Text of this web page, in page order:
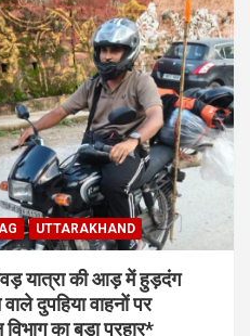
UTTARAKHAND
यात्रा की आड़ में हुड़दंग
दुपहिया वाहनों पर
का बड़ा प्रहार*